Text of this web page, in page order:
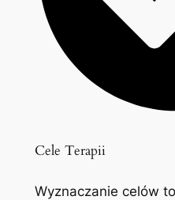
Cele Terapii
Wyznaczanie celów